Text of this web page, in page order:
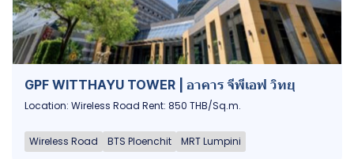
GPF WITTHAYU TOWER | อาคาร จีพีเอฟ วิทยุ
Location: Wireless Road Rent: 850 THB/Sq.m.
Wireless Road BTS Ploenchit MRT Lumpini